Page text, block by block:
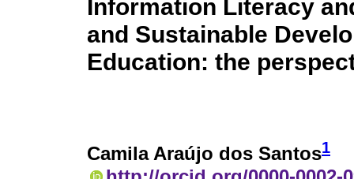
Information Literacy
and Sustainable
Education: the
Camila Araújo dos Santos1